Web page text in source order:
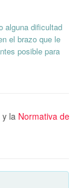
alguna dificultad
el brazo que le
posible para
y la Normativa de